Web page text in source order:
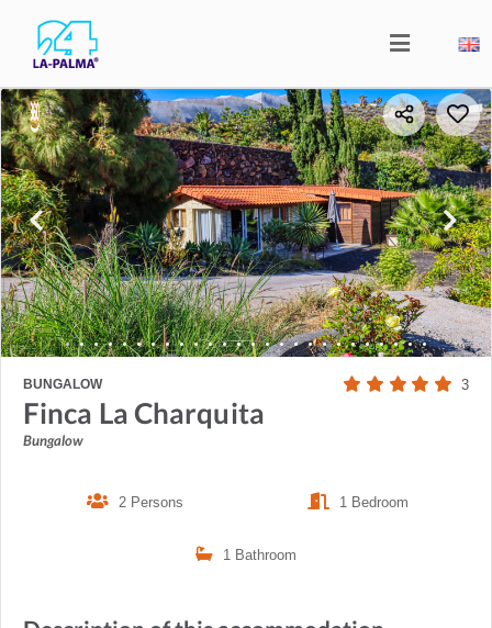
BUNGALOW 3
Finca La Charquita
Bungalow
2 Persons 1 Bedroom
1 Bathroom